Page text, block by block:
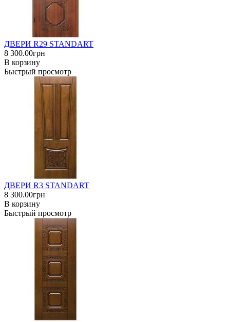
ДВЕРИ R29 STANDART
8 300.00грн
В корзину
Быстрый просмотр
ДВЕРИ R3 STANDART
8 300.00грн
В корзину
Быстрый просмотр